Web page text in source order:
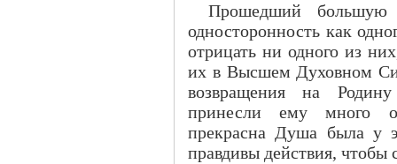
Прошедший большую
односторонность как
отрицать ни одного из
их в Высшем Духовном
возвращения на
принесли ему много
прекрасна Душа была у
правдивы действия, чтобы